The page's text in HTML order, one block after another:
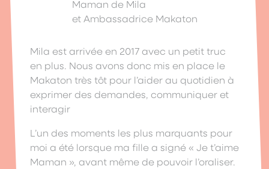
Maman de Mila
et Ambassadrice Makaton
Mila est arrivée en 2017 avec un petit truc
en plus. Nous avons donc mis en place le
Makaton très tôt pour l’aider au quotidien à
exprimer des demandes, communiquer et
interagir
L’un des moments les plus marquants pour
moi a été lorsque ma fille a signé « Je t’aime
Maman », avant même de pouvoir l’oraliser.